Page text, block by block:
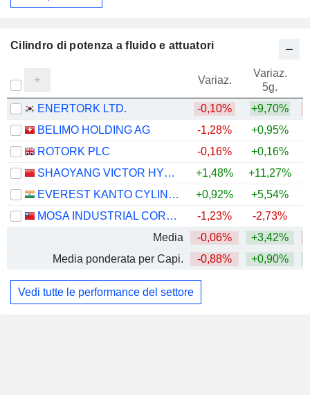
Cilindro di potenza a fluido e attuatori
Variaz.
Variaz.
5g.
ENERTORK LTD. -0,10% +9,70%
BELIMO HOLDING AG
-1,28% +0,95%
ROTORK PLC
-0,16% +0,16%
SHAOYANG VICTOR HYDRAULICS CO.,LTD
+1,48% +11,27%
EVEREST KANTO CYLINDER LIMITED
+0,92% +5,54%
MOSA INDUSTRIAL CORPORATION
-1,23% -2,73%
Media
-0,06% +3,42%
Media ponderata per Capi.
-0,88% +0,90%
Vedi tutte le performance del settore